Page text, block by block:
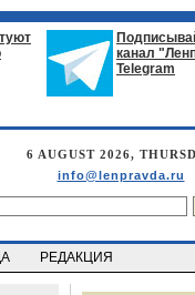
канал
Telegram
6 AUGUST 2026,
info@lenpravda.ru
РЕДАКЦИЯ